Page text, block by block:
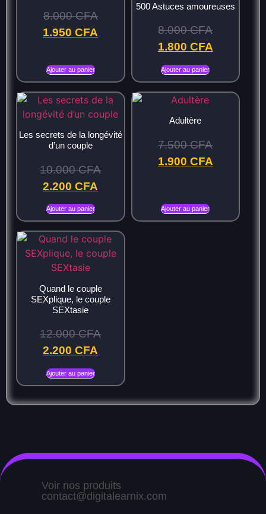
8.000CFA
1.950CFA
Ajouter au panier
500 Astuces amoureuses
8.000CFA
1.800 CFA
Ajouter au panier
Les secrets de la longévité
d’un couple
10.000CFA
2.200CFA
Ajouter au panier
Adultère
7.500CFA
1.900 CFA
Ajouter au panier
Quand le couple
SEXplique, le couple
SEXtasie
12.000CFA
2.200CFA
Ajouter au panier
Voir nos produits
contact@digitalearnix.com